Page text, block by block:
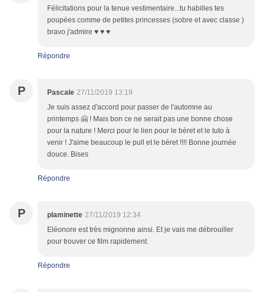
Félicitations pour la tenue vestimentaire...tu habilles tes
poupées comme de petites princesses (sobre et avec classe )
bravo j'admire ♥ ♥ ♥
Répondre
P Pascale 27/11/2019 13:19
Je suis assez d'accord pour passer de l'automne au
printemps 🤗 ! Mais bon ce ne serait pas une bonne chose
pour la nature ! Merci pour le lien pour le béret et le tuto à
venir ! J'aime beaucoup le pull et le béret !!!! Bonne journée
douce. Bises
Répondre
P plaminette 27/11/2019 12:34
Eléonore est très mignonne ainsi. Et je vais me débrouiller
pour trouver ce film rapidement.
Répondre